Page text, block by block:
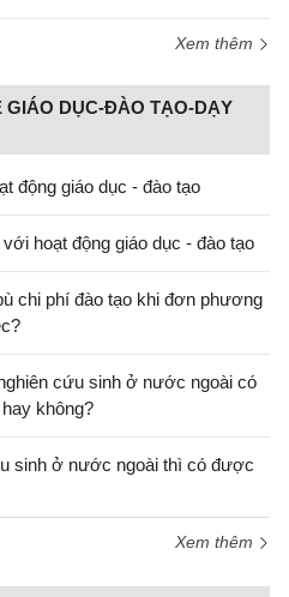
Xem thêm
GIÁO DỤC-ĐÀO TẠO-DẠY
động giáo dục - đào tạo
hoạt động giáo dục - đào tạo
chi phí đào tạo khi đơn phương
cứu sinh ở nước ngoài có
không?
sinh ở nước ngoài thì có được
Xem thêm